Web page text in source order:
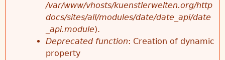
/var/www/vhosts/kuenstlerwelten.org/http
docs/sites/all/modules/date/date_api/date
_api.module).
Deprecated function: Creation of dynamic
property